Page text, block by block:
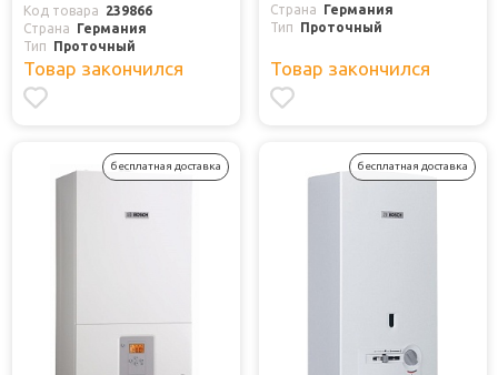
Код товара
239866
Страна
Германия
Тип
Проточный
Товар закончился
Страна
Германия
Тип
Проточный
Товар закончился
бесплатная доставка бесплатная доставка